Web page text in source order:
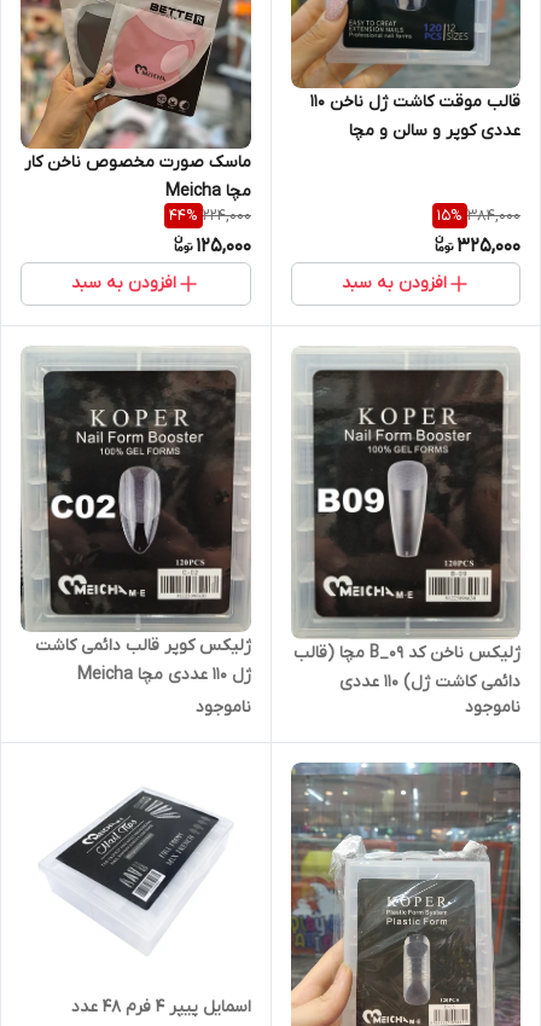
قالب موقت کاشت ژل ناخن 110
عددی کوپر و سالن و مچا
384,000
15%
325,000
افزودن به سبد
ماسک صورت مخصوص ناخن کار
مچا Meicha
224,000
44%
125,000
افزودن به سبد
ژلیکس ناخن کد B_09 مچا (قالب
دائمی کاشت ژل) 110 عددی
Meicha
ناموجود
ژلیکس کوپر قالب دائمی کاشت
ژل 110 عددی مچا Meicha
ناموجود
اسمایل پیپر 4 فرم 48 عدد